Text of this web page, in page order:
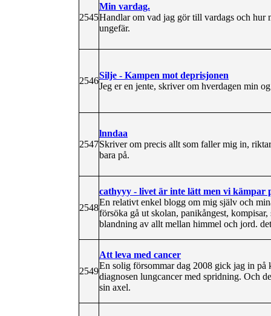
2545
Min vardag.
Handlar om vad jag gör till vardags och
ungefär.
2546
Silje - Kampen mot deprisjonen
Jeg er en jente, skriver om hverdagen min
2547
lnndaa
Skriver om precis allt som faller mig in,
bara på.
2548
cathyyy - livet är inte lätt men vi kämpar
En relativt enkel blogg om mig själv och
försöka gå ut skolan, panikångest,
blandning av allt mellan himmel och jord.
2549
Att leva med cancer
En solig försommar dag 2008 gick jag in
diagnosen lungcancer med spridning. Och
sin axel.